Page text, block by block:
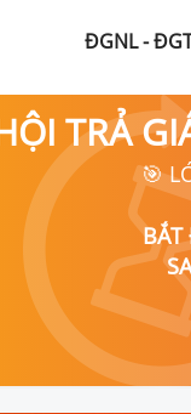
ĐGNL -
TRẢ
🎯
BẮT